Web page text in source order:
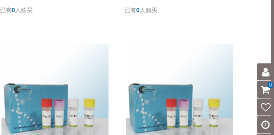
已有0人购买 已有0人购买
0